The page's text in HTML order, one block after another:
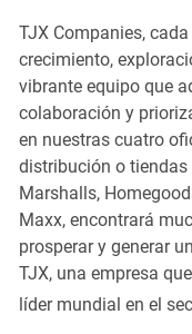
TJX Companies,
crecimiento,
vibrante equipo que
colaboración y
en nuestras cuatro
distribución o tiendas
Marshalls,
Maxx, encontrará
prosperar y generar
TJX, una empresa
líder mundial en el